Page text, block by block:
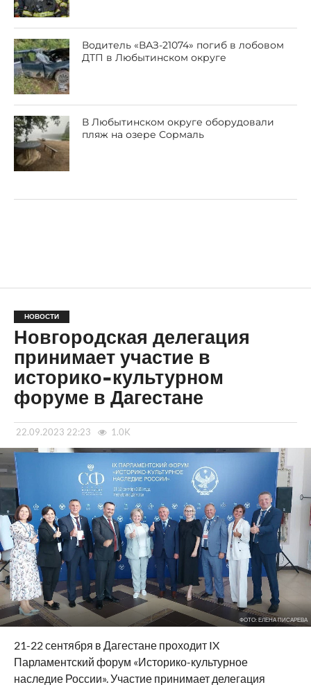
Водитель «ВАЗ-21074» погиб в лобовом
ДТП в Любытинском округе
В Любытинском округе оборудовали
пляж на озере Сормаль
НОВОСТИ
Новгородская делегация
принимает участие в
историко-культурном
форуме в Дагестане
22.09.2023 22:23 1.0K
ФОТО: ЕЛЕНА ПИСАРЕВА
21-22 сентября в Дагестане проходит IX
Парламентский форум «Историко-культурное
наследие России». Участие принимает делегация